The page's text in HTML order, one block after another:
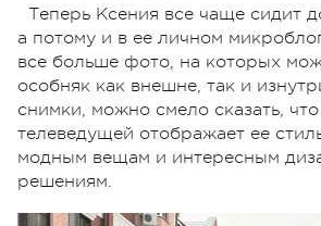
Теперь Ксения все чаще сидит
а потому и в ее личном
все больше фото, на которых
особняк как внешне, так и
снимки, можно смело сказать,
телеведущей отображает ее
модным вещам и интересным
решениям.